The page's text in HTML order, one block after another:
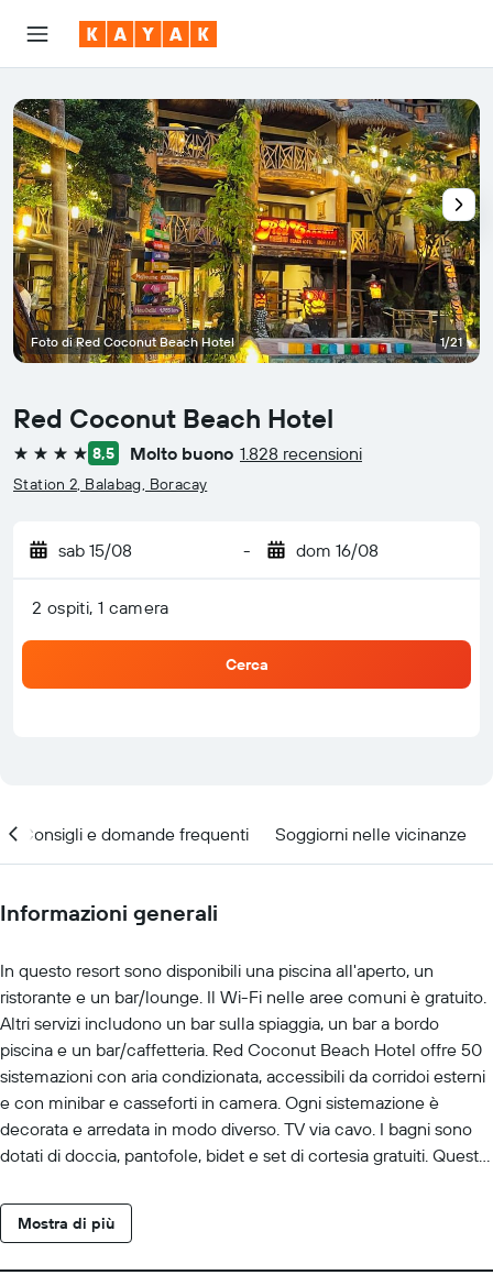
Red Coconut Beach Hotel
4 stelle 8,5 Molto buono 1.828 recensioni
Station 2, Balabag, Boracay
sab 15/08 - dom 16/08
2 ospiti, 1 camera
Cerca
Foto di Red Coconut Beach Hotel 1/21
Consigli e domande frequenti Soggiorni nelle vicinanze
Informazioni generali
In questo resort sono disponibili una piscina all'aperto, un
ristorante e un bar/lounge. Il Wi-Fi nelle aree comuni è gratuito.
Altri servizi includono un bar sulla spiaggia, un bar a bordo
piscina e un bar/caffetteria. Red Coconut Beach Hotel offre 50
sistemazioni con aria condizionata, accessibili da corridoi esterni
e con minibar e casseforti in camera. Ogni sistemazione è
decorata e arredata in modo diverso. TV via cavo. I bagni sono
dotati di doccia, pantofole, bidet e set di cortesia gratuiti. Questo
dotazioni business comprendono scrivania, quotidiani gratuiti e
telefono; chiamate urbane gratuite (potrebbero essere previste
Mostra di più